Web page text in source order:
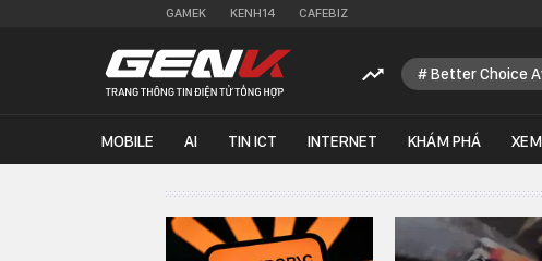
GAMEK KENH14 CAFEBIZ
Better Choice
MOBILE AI TIN ICT INTERNET KHÁM PHÁ